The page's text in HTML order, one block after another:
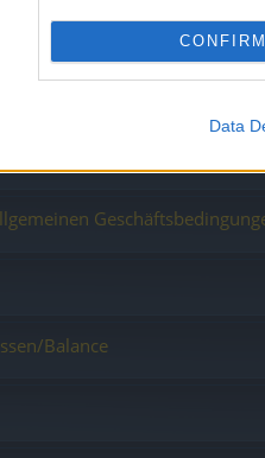
CONFIRM
Data
seit 24.07.2023
Das Reich des Feuerlords
auf Steam
Balance